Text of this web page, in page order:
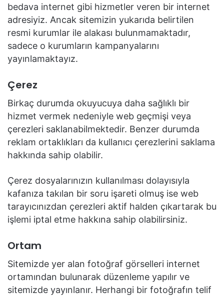
bedava internet gibi hizmetler veren bir internet
adresiyiz. Ancak sitemizin yukarıda belirtilen
resmi kurumlar ile alakası bulunmamaktadır,
sadece o kurumların kampanyalarını
yayınlamaktayız.
Çerez
Birkaç durumda okuyucuya daha sağlıklı bir
hizmet vermek nedeniyle web geçmişi veya
çerezleri saklanabilmektedir. Benzer durumda
reklam ortaklıkları da kullanıcı çerezlerini saklama
hakkında sahip olabilir.
Çerez dosyalarınızın kullanılması dolayısıyla
kafanıza takılan bir soru işareti olmuş ise web
tarayıcınızdan çerezleri aktif halden çıkartarak bu
işlemi iptal etme hakkına sahip olabilirsiniz.
Ortam
Sitemizde yer alan fotoğraf görselleri internet
ortamından bulunarak düzenleme yapılır ve
sitemizde yayınlanır. Herhangi bir fotoğrafın telif